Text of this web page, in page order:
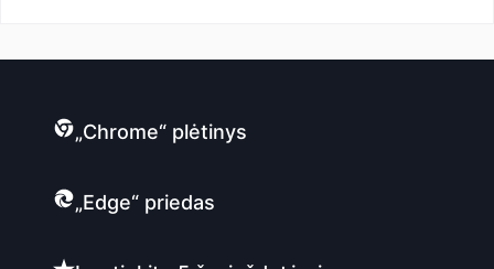
„Chrome“ plėtinys
„Edge“ priedas